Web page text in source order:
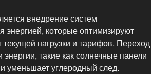
внедрение систем
энергией, которые оптимизируют
текущей нагрузки и тарифов. Переход
такие как солнечные панели
уменьшает углеродный след.